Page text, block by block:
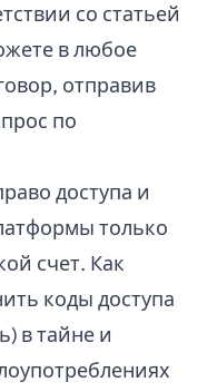
со статьей
в любое
отправив
по
доступа и
только
счет. Как
коды доступа
в тайне и